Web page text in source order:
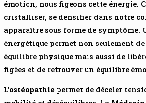
émotion, nous figeons cette énergie.
cristalliser, se densifier dans notre
apparaître sous forme de symptôme.
énergétique permet non seulement
équilibre physique mais aussi de
figées et de retrouver un équilibre
L’ostéopathie permet de déceler